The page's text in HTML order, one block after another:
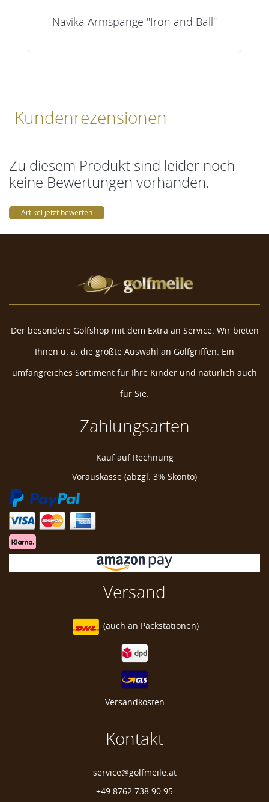
Navika Armspange "Iron and Ball"
Kundenrezensionen
Zu diesem Produkt sind leider noch
keine Bewertungen vorhanden.
Artikel jetzt bewerten
Der besondere Golfshop mit dem Extra an Service. Wir bieten
Ihnen u. a. die größte Auswahl an Golfgriffen. Ein
umfangreiches Sortiment für Ihre Kinder und natürlich auch
für Sie.
Golf Ball Markierer
Marke zum Markieren Golfball
Swarovski Ballmarker
Zahlungsarten
Kauf auf Rechnung
Vorauskasse (abzgl. 3% Skonto)
Versand
(auch an Packstationen)
Versandkosten
Kontakt
service@golfmeile.at
+49 8762 738 90 95